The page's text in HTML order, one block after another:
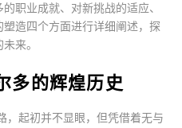
职业成就、对新挑战的适应、
造四个方面进行详细阐述，探
来。
多的辉煌历史
，起初并不显眼，但凭借着无与